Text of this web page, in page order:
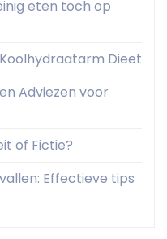
eten toch op
Dieet
Adviezen voor
of Fictie?
Effectieve tips